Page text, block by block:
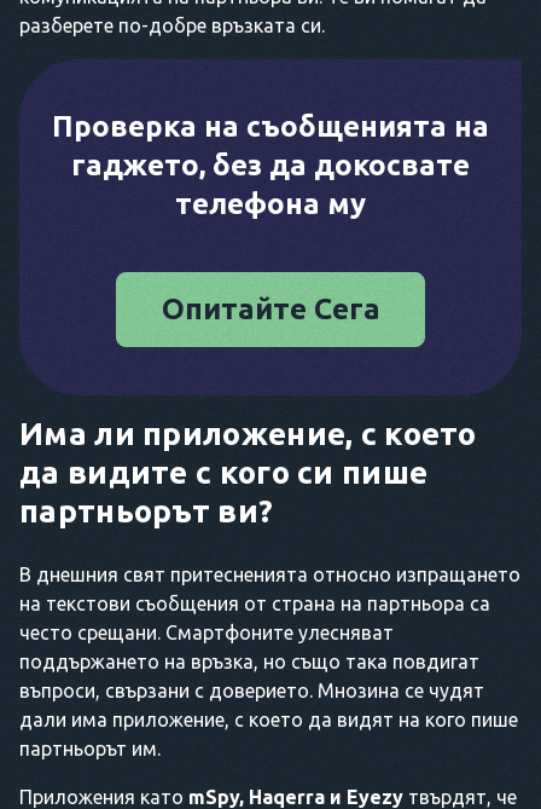
разберете по-добре връзката си.
Проверка на съобщенията на
гаджето, без да докосвате
телефона му
Опитайте Сега
Има ли приложение, с което
да видите с кого си пише
партньорът ви?
В днешния свят притесненията относно изпращането
на текстови съобщения от страна на партньора са
често срещани. Смартфоните улесняват
поддържането на връзка, но също така повдигат
въпроси, свързани с доверието. Мнозина се чудят
дали има приложение, с което да видят на кого пише
партньорът им.
Приложения като mSpy, Haqerra и Eyezy твърдят, че